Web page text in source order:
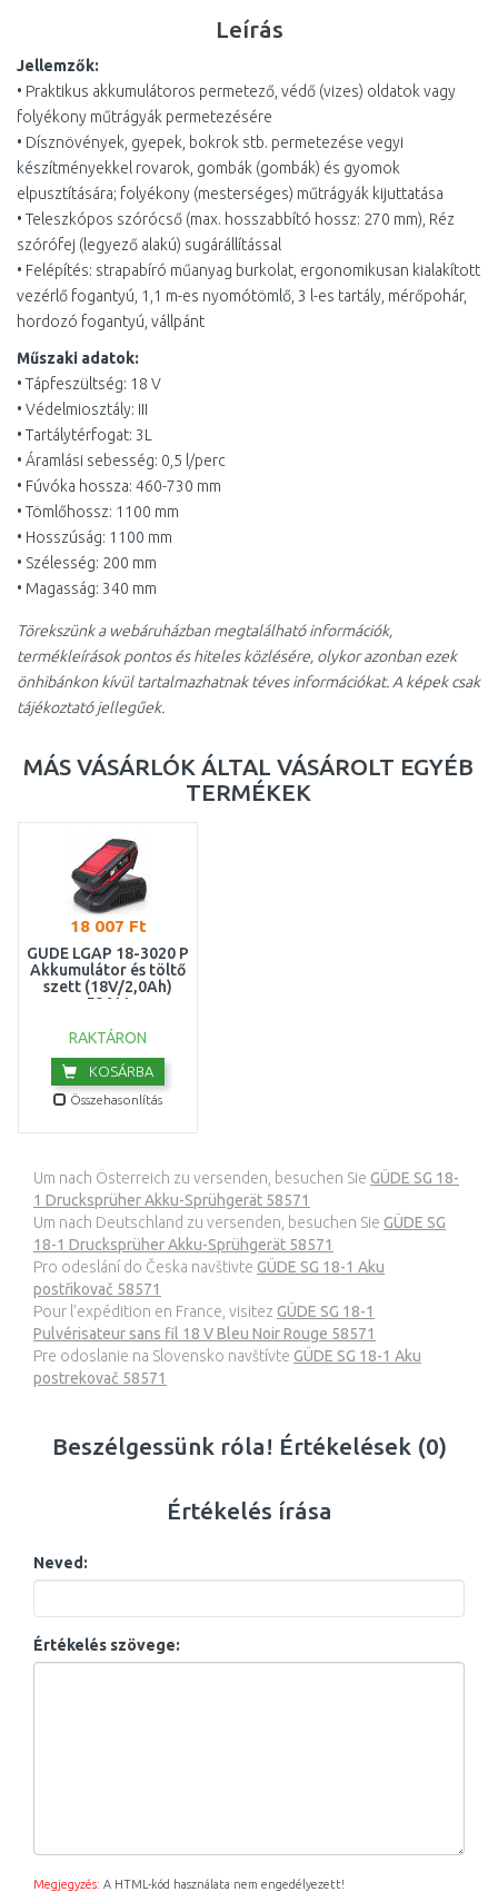
Leírás
Jellemzők:
• Praktikus akkumulátoros permetező, védő (vizes) oldatok vagy
folyékony műtrágyák permetezésére
• Dísznövények, gyepek, bokrok stb. permetezése vegyi
készítményekkel rovarok, gombák (gombák) és gyomok
elpusztítására; folyékony (mesterséges) műtrágyák kijuttatása
• Teleszkópos szórócső (max. hosszabbító hossz: 270 mm), Réz
szórófej (legyező alakú) sugárállítással
• Felépítés: strapabíró műanyag burkolat, ergonomikusan kialakított
vezérlő fogantyú, 1,1 m-es nyomótömlő, 3 l-es tartály, mérőpohár,
hordozó fogantyú, vállpánt
Műszaki adatok:
• Tápfeszültség: 18 V
• Védelmiosztály: III
• Tartálytérfogat: 3L
• Áramlási sebesség: 0,5 l/perc
• Fúvóka hossza: 460-730 mm
• Tömlőhossz: 1100 mm
• Hosszúság: 1100 mm
• Szélesség: 200 mm
• Magasság: 340 mm
Törekszünk a webáruházban megtalálható információk,
termékleírások pontos és hiteles közlésére, olykor azonban ezek
önhibánkon kívül tartalmazhatnak téves információkat. A képek csak
tájékoztató jellegűek.
MÁS VÁSÁRLÓK ÁLTAL VÁSÁROLT EGYÉB
TERMÉKEK
18 007 Ft
GÜDE LGAP 18-3020 P
Akkumulátor és töltő
szett (18V/2,0Ah)
58611
RAKTÁRON
KOSÁRBA
Összehasonlítás
Um nach Österreich zu versenden, besuchen Sie GÜDE SG 18-
1 Drucksprüher Akku-Sprühgerät 58571
Um nach Deutschland zu versenden, besuchen Sie GÜDE SG
18-1 Drucksprüher Akku-Sprühgerät 58571
Pro odeslání do Česka navštivte GÜDE SG 18-1 Aku
postřikovač 58571
Pour l’expédition en France, visitez GÜDE SG 18-1
Pulvérisateur sans fil 18 V Bleu Noir Rouge 58571
Pre odoslanie na Slovensko navštívte GÜDE SG 18-1 Aku
postrekovač 58571
Beszélgessünk róla! Értékelések (0)
Értékelés írása
Neved:
Értékelés szövege:
Megjegyzés: A HTML-kód használata nem engedélyezett!